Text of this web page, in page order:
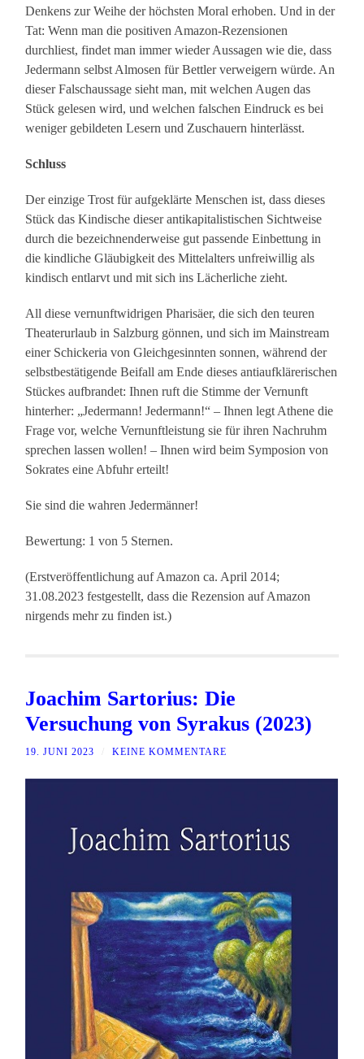
Denkens zur Weihe der höchsten Moral erhoben. Und in der
Tat: Wenn man die positiven Amazon-Rezensionen
durchliest, findet man immer wieder Aussagen wie die, dass
Jedermann selbst Almosen für Bettler verweigern würde. An
dieser Falschaussage sieht man, mit welchen Augen das
Stück gelesen wird, und welchen falschen Eindruck es bei
weniger gebildeten Lesern und Zuschauern hinterlässt.
Schluss
Der einzige Trost für aufgeklärte Menschen ist, dass dieses
Stück das Kindische dieser antikapitalistischen Sichtweise
durch die bezeichnenderweise gut passende Einbettung in
die kindliche Gläubigkeit des Mittelalters unfreiwillig als
kindisch entlarvt und mit sich ins Lächerliche zieht.
All diese vernunftwidrigen Pharisäer, die sich den teuren
Theaterurlaub in Salzburg gönnen, und sich im Mainstream
einer Schickeria von Gleichgesinnten sonnen, während der
selbstbestätigende Beifall am Ende dieses antiaufklärerischen
Stückes aufbrandet: Ihnen ruft die Stimme der Vernunft
hinterher: „Jedermann! Jedermann!“ – Ihnen legt Athene die
Frage vor, welche Vernunftleistung sie für ihren Nachruhm
sprechen lassen wollen! – Ihnen wird beim Symposion von
Sokrates eine Abfuhr erteilt!
Sie sind die wahren Jedermänner!
Bewertung: 1 von 5 Sternen.
(Erstveröffentlichung auf Amazon ca. April 2014;
31.08.2023 festgestellt, dass die Rezension auf Amazon
nirgends mehr zu finden ist.)
Joachim Sartorius: Die
Versuchung von Syrakus (2023)
19. JUNI 2023 KEINE KOMMENTARE